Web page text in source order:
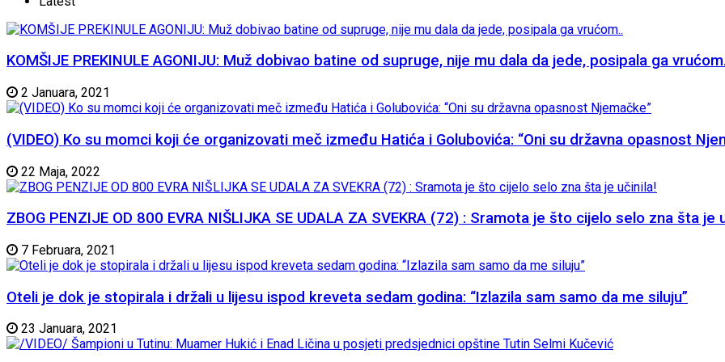
KOMŠIJE PREKINULE AGONIJU: Muž dobivao batine od supruge, nije mu dala da jede, posipala ga
2 Januara, 2021
(VIDEO) Ko su momci koji će organizovati meč između Hatića i Golubovića: “Oni su državna opasnost
22 Maja, 2022
ZBOG PENZIJE OD 800 EVRA NIŠLIJKA SE UDALA ZA SVEKRA (72) : Sramota je što cijelo selo zna šta je
7 Februara, 2021
Oteli je dok je stopirala i držali u lijesu ispod kreveta sedam godina: “Izlazila sam samo da me siluju”
23 Januara, 2021